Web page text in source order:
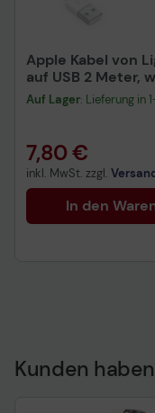
Apple Kabel von
auf USB 2 Meter,
Auf Lager: Lieferung in
7,80 €
inkl. MwSt. zzgl.
In den
Kunden